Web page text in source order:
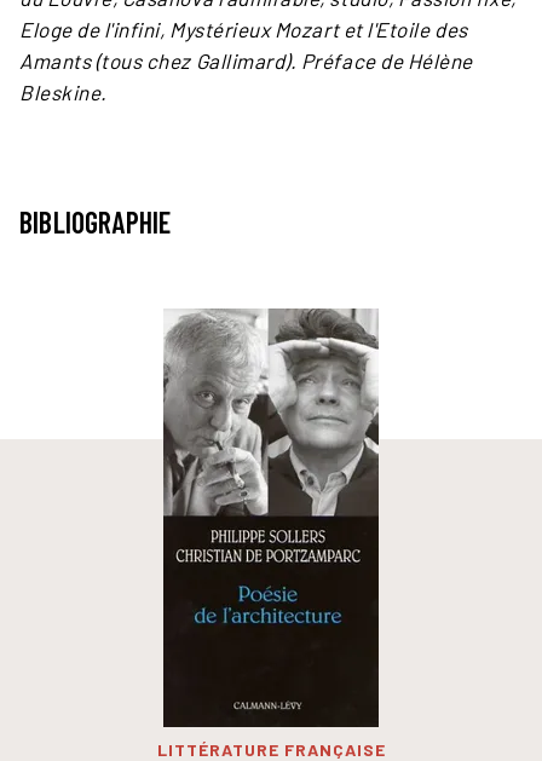
Eloge de l'infini, Mystérieux Mozartetl'Etoile des
Amants(tous chez Gallimard). Préface de Hélène
Bleskine.
BIBLIOGRAPHIE
LITTÉRATURE FRANÇAISE